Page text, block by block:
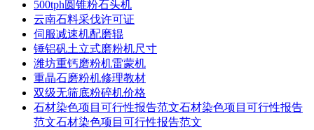
500tph圆锥粉石头机
云南石料采伐许可证
伺服减速机配磨辊
锤铝矾土立式磨粉机尺寸
潍坊重钙磨粉机雷蒙机
重晶石磨粉机修理教材
双级无筛底粉碎机价格
石材染色项目可行性报告范文石材染色项目可行性报告
范文石材染色项目可行性报告范文